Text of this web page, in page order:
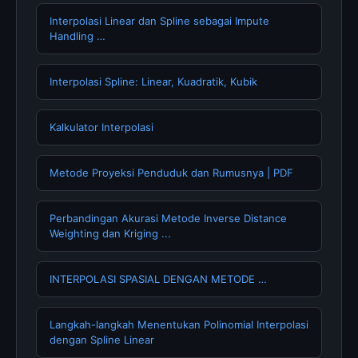
Interpolasi Linear dan Spline sebagai Impute
Handling …
Interpolasi Spline: Linear, Kuadratik, Kubik
Kalkulator Interpolasi
Metode Proyeksi Penduduk dan Rumusnya | PDF
Perbandingan Akurasi Metode Inverse Distance
Weighting dan Kriging ...
INTERPOLASI SPASIAL DENGAN METODE …
Langkah-langkah Menentukan Polinomial Interpolasi
dengan Spline Linear